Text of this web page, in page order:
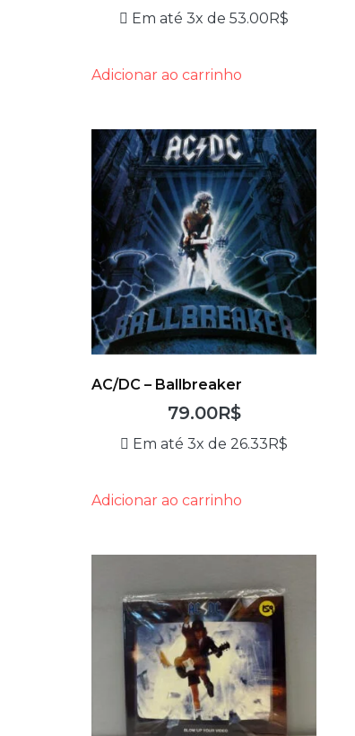
Em até 3x de53.00 R$
Adicionar ao carrinho
AC/DC – Ballbreaker
79.00R$
Em até 3x de 26.33 R$
Adicionar ao carrinho